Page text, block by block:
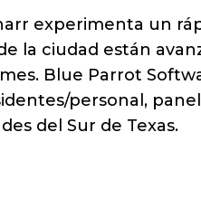
experimenta un
ciudad están
Blue Parrot
personal,
del Sur de Texas.